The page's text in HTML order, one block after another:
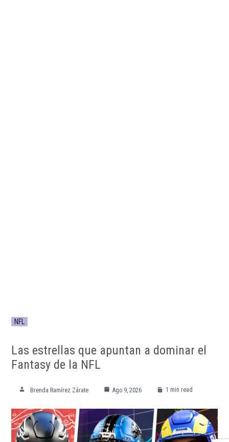
NFL
Las estrellas que apuntan a dominar el
Fantasy de la NFL
Brenda Ramírez Zárate Ago 9, 2026 1 min read